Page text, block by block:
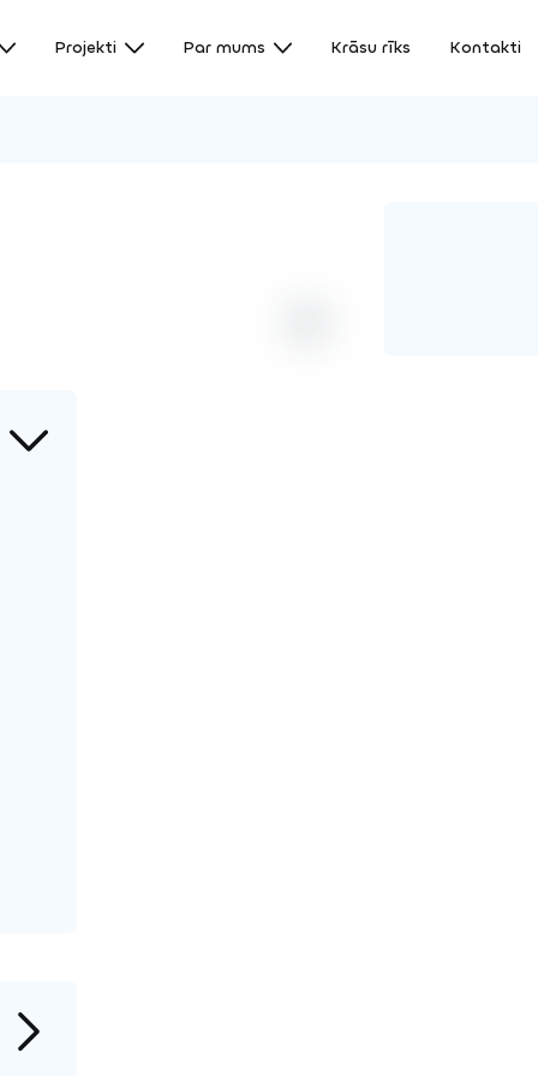
Projekti Par mums Krāsu rīks Kontakti